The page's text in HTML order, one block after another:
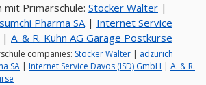
mit Primarschule: Stocker Walter |
Pharma SA| Internet Service
| A. & R. Kuhn AG Garage Postkurse
companies: Stocker Walter | adzürich
SA | Internet Service Davos (ISD) GmbH | A. & R.